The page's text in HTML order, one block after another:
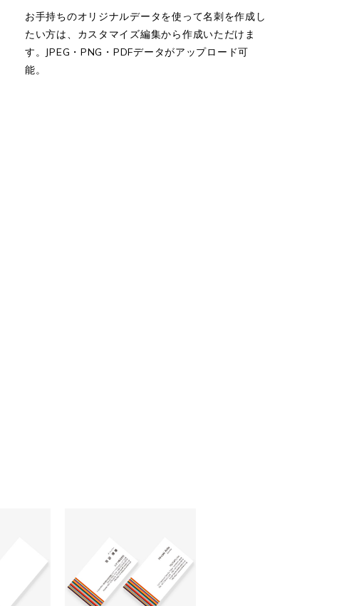
お手持ちのオリジナルデータを使って名刺を作成し
たい方は、カスタマイズ編集から作成いただけま
す。JPEG・PNG・PDFデータがアップロード可
能。